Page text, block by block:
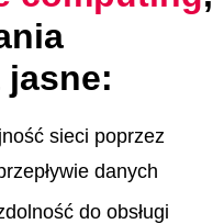
jasne:
sieci poprzez
danych
do obsługi